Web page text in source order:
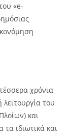
«e-
χρόνια
του
και
ιδιωτικά και